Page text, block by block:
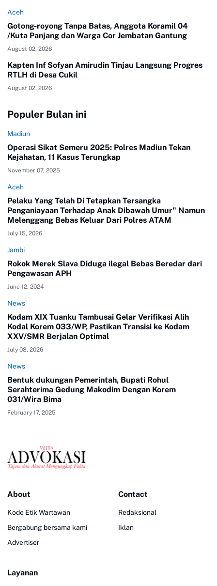
Aceh
Gotong-royong Tanpa Batas, Anggota Koramil 04
/Kuta Panjang dan Warga Cor Jembatan Gantung
August 02, 2026
Kapten Inf Sofyan Amirudin Tinjau Langsung Progres
RTLH di Desa Cukil
August 02, 2026
Populer Bulan ini
Madiun
Operasi Sikat Semeru 2025: Polres Madiun Tekan
Kejahatan, 11 Kasus Terungkap
November 07, 2025
Aceh
Pelaku Yang Telah Di Tetapkan Tersangka
Penganiayaan Terhadap Anak Dibawah Umur" Namun
Melenggang Bebas Keluar Dari Polres ATAM
July 15, 2026
Jambi
Rokok Merek Slava Diduga ilegal Bebas Beredar dari
Pengawasan APH
June 12, 2024
News
Kodam XIX Tuanku Tambusai Gelar Verifikasi Alih
Kodal Korem 033/WP, Pastikan Transisi ke Kodam
XXV/SMR Berjalan Optimal
July 08, 2026
News
Bentuk dukungan Pemerintah, Bupati Rohul
Serahterima Gedung Makodim Dengan Korem
031/Wira Bima
February 17, 2025
About
Kode Etik Wartawan
Bergabung bersama kami
Advertiser
Contact
Redaksional
Iklan
Layanan